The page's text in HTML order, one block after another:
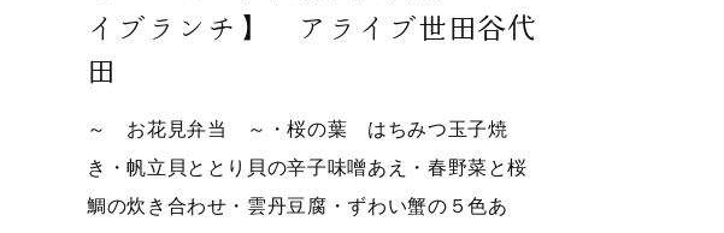
イブランチ】 アライブ世田谷代
田
～ お花見弁当 ～・桜の葉 はちみつ玉子焼
き・帆立貝ととり貝の辛子味噌あえ・春野菜と桜
鯛の炊き合わせ・雲丹豆腐・ずわい蟹の５色あ